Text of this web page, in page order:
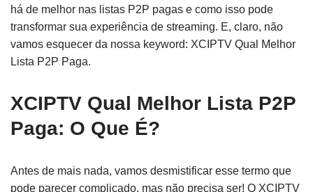
há de melhor nas listas P2P pagas e como isso pode
transformar sua experiência de streaming. E, claro, não
vamos esquecer da nossa keyword: XCIPTV Qual Melhor
Lista P2P Paga.
XCIPTV Qual Melhor Lista P2P
Paga: O Que É?
Antes de mais nada, vamos desmistificar esse termo que
pode parecer complicado, mas não precisa ser! O XCIPTV